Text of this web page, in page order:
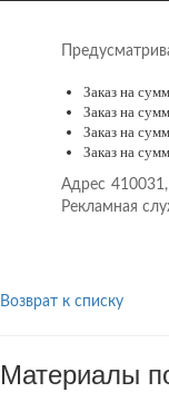
Заказ на
Заказ на
Заказ на
Заказ на
Адрес
Рекламная
Возврат к списку
Материалы